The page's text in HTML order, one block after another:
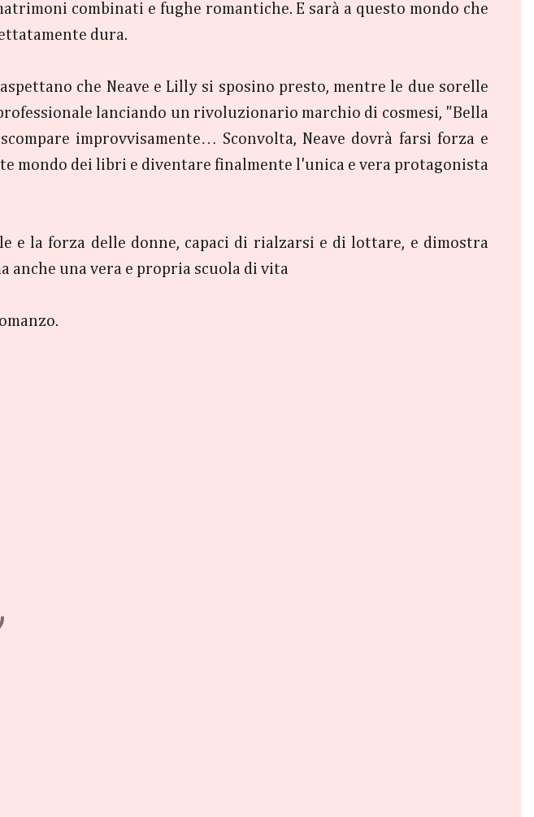
combinati e fughe romantiche. E sarà a questo mondo che
dura.
che Neave e Lilly si sposino presto, mentre le due sorelle
lanciando un rivoluzionario marchio di cosmesi, "Bella
improvvisamente… Sconvolta, Neave dovrà farsi forza e
mondo dei libri e diventare finalmente l'unica e vera protagonista
e la forza delle donne, capaci di rialzarsi e di lottare, e dimostra
una vera e propria scuola di vita